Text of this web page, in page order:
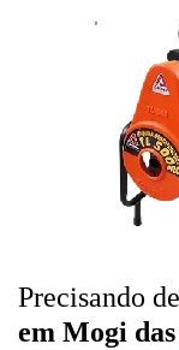
Precisando de
em Mogi